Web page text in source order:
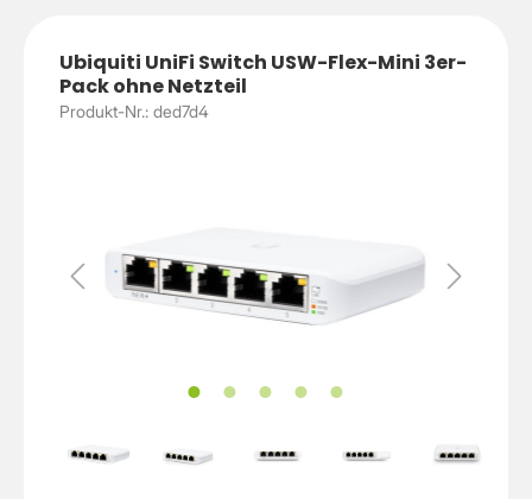
Ubiquiti UniFi Switch USW-Flex-Mini 3er-
Pack ohne Netzteil
Produkt-Nr.: ded7d4